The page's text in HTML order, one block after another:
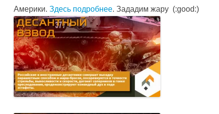
Америки. Здесь подробнее. Зададим жару (:good:)